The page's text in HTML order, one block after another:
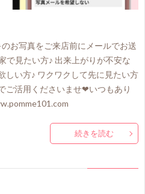
のお写真をご来店前にメールでお送
で見たい方♪ 出来上がりが不安な
しい方♪ ワクワクして先に見たい方
ご活用くださいませ❤いつもあり
続きを読む